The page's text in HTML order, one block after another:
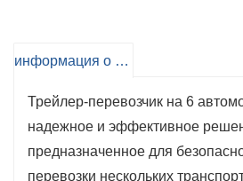
средств необходимость в
снижает риск повреждения
Универсальность: прицепы
автомобилей могут вмещать
информация о продукте
Трейлер-перевозчик на 6
надежное и эффективное
предназначенное для
перевозки нескольких